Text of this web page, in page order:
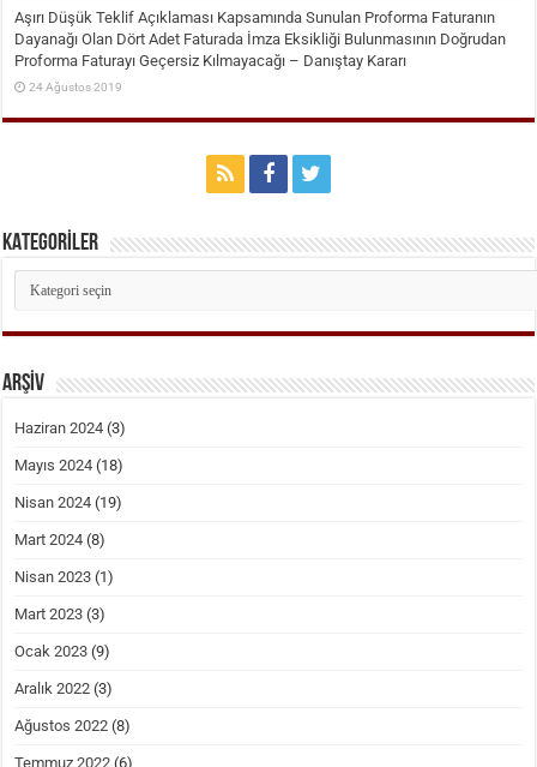
Aşırı Düşük Teklif Açıklaması Kapsamında Sunulan Proforma Faturanın
Dayanağı Olan Dört Adet Faturada İmza Eksikliği Bulunmasının Doğrudan
Proforma Faturayı Geçersiz Kılmayacağı – Danıştay Kararı
24 Ağustos 2019
KATEGORİLER
KATEGORİLER
ARŞİV
Haziran 2024 (3)
Mayıs 2024 (18)
Nisan 2024 (19)
Mart 2024 (8)
Nisan 2023 (1)
Mart 2023 (3)
Ocak 2023 (9)
Aralık 2022 (3)
Ağustos 2022 (8)
Temmuz 2022 (6)